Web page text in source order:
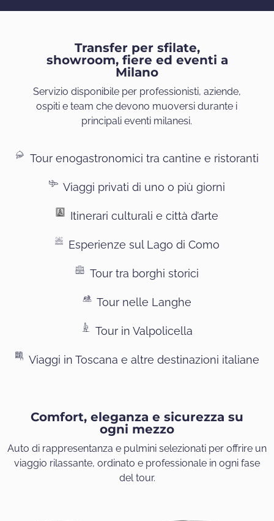
Transfer per sfilate,
showroom, fiere ed eventi a
Milano
Servizio disponibile per professionisti, aziende,
ospiti e team che devono muoversi durante i
principali eventi milanesi.
Tour enogastronomici tra cantine e ristoranti
Viaggi privati di uno o più giorni
Itinerari culturali e città d’arte
Esperienze sul Lago di Como
Tour tra borghi storici
Tour nelle Langhe
Tour in Valpolicella
Viaggi in Toscana e altre destinazioni italiane
Comfort, eleganza e sicurezza su
ogni mezzo
Auto di rappresentanza e pulmini selezionati per offrire un
viaggio rilassante, ordinato e professionale in ogni fase
del tour.